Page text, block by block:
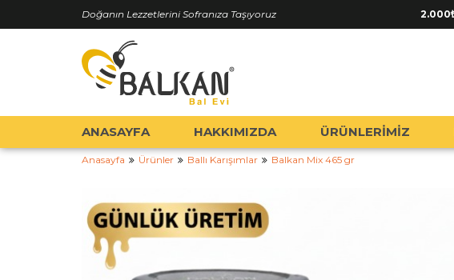
Doğanın Lezzetlerini Sofranıza Taşıyoruz 2.000
ANASAYFA HAKKIMIZDA ÜRÜNLERİMİZ
Anasayfa Ürünler Ballı Karışımlar Balkan Mix 465 gr